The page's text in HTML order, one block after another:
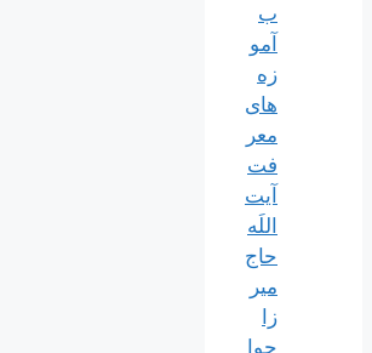
ب
آمو
زه
های
معر
فت
آیت
اللَه
حاج
میر
زا
جوا